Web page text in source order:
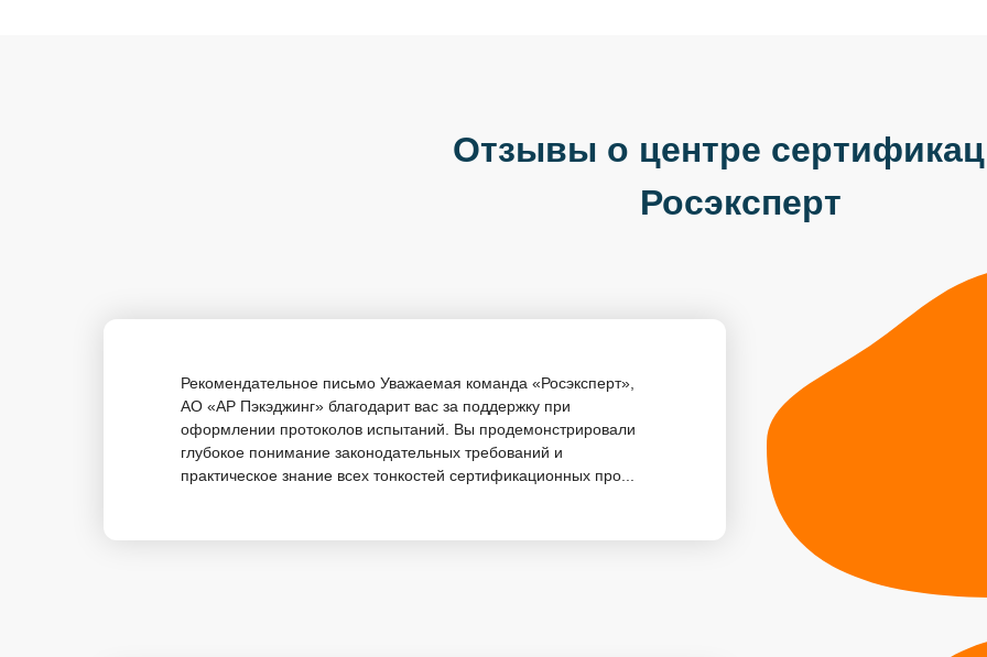
Отзывы о центре
Росэксперт
Рекомендательное письмо Уважаемая команда «Росэксперт»,
АО «АР Пэкэджинг» благодарит вас за поддержку при
оформлении протоколов испытаний. Вы продемонстрировали
глубокое понимание законодательных требований и
практическое знание всех тонкостей сертификационных про...